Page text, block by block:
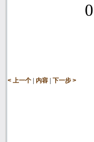
0
< 上一个 | 内容 | 下一步 >